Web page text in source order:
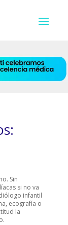
Sin
si no va
infantil
ecografía o
la